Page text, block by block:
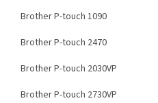
Brother P-touch 1090
Brother P-touch 2470
Brother P-touch 2030VP
Brother P-touch 2730VP